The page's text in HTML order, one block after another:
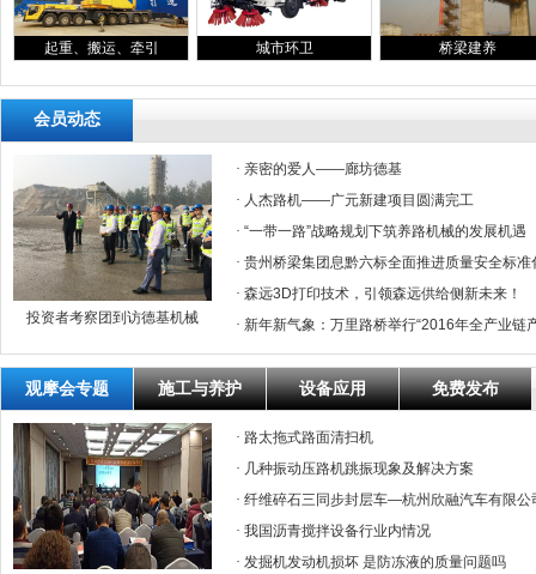
起重、搬运、牵引 城市环卫 桥梁建养
会员动态
投资者考察团到访德基机械
· 亲密的爱人——廊坊德基
· 人杰路机——广元新建项目圆满完工
· “一带一路”战略规划下筑养路机械的发展机遇
· 贵州桥梁集团息黔六标全面推进质量安全标准
· 森远3D打印技术，引领森远供给侧新未来！
· 新年新气象：万里路桥举行“2016年全产业链
观摩会专题 施工与养护 设备应用 免费发布
· 路太拖式路面清扫机
· 几种振动压路机跳振现象及解决方案
· 纤维碎石三同步封层车—杭州欣融汽车有限公
· 我国沥青搅拌设备行业内情况
· 发掘机发动机损坏 是防冻液的质量问题吗